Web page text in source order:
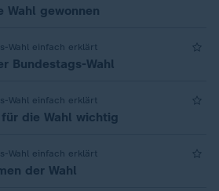
Wahl gewonnen
Bundestags-Wahl
Wahl einfach erklärt
die Wahl wichtig
Wahl einfach erklärt
der Wahl
Wahl einfach erklärt